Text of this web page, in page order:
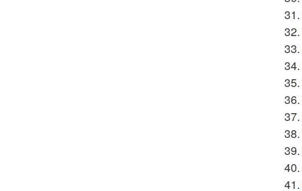
31.
32.
33.
34.
35.
36.
37.
38.
39.
40.
41.